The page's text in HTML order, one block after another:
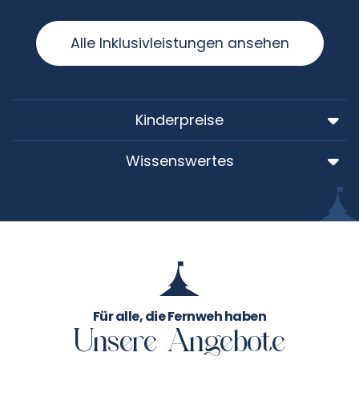
Alle Inklusivleistungen ansehen
Kinderpreise
Wissenswertes
Unsere Angebote
Für alle, die Fernweh haben